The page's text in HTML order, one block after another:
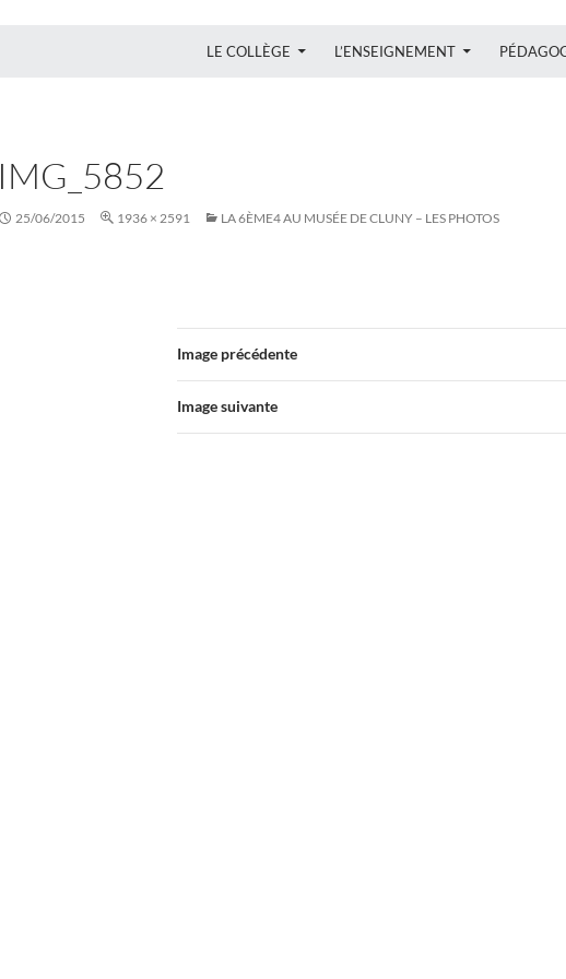
LE COLLÈGE L’ENSEIGNEMENT
IMG_5852
25/06/2015 1936 × 2591 LA 6ÈME4 AU MUSÉE DE CLUNY – LES PHOTOS
Image précédente
Image suivante